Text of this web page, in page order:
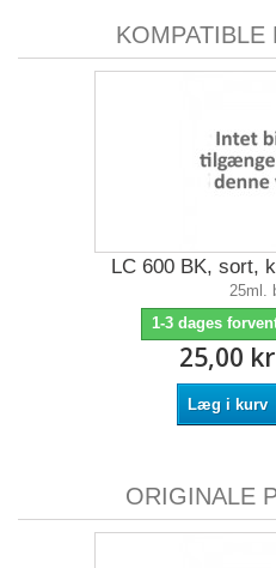
KOMPATIBLE
LC 600 BK, sort,
25ml.
1-3 dages
25,00 kr
Læg i kurv
ORIGINALE